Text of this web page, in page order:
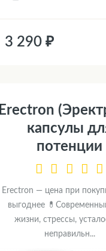
3 290 ₽
Erectron
капсулы
потенции
Erectron — цена при
выгоднее
жизни, стрессы,
неправильн...